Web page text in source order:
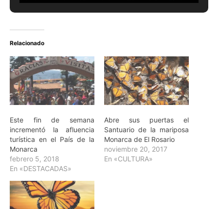
Relacionado
Este fin de semana
incrementó la afluencia
turística en el País de la
Monarca
febrero 5, 2018
En «DESTACADAS»
Abre sus puertas el
Santuario de la mariposa
Monarca de El Rosario
noviembre 20, 2017
En «CULTURA»